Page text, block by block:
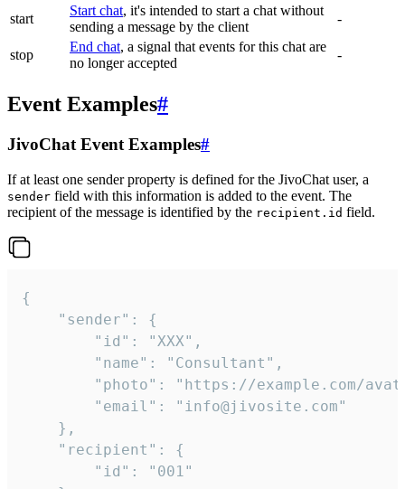
start
Start chat, it's intended to start a chat without
sending a message by the client
-
stop
End chat, a signal that events for this chat are
no longer accepted
-
Event Examples#
JivoChat Event Examples#
If at least one sender property is defined for the JivoChat user, a
sender field with this information is added to the event. The
recipient of the message is identified by the recipient.id field.
{